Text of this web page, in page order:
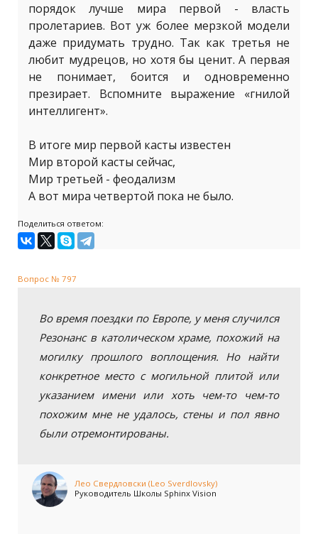
порядок лучше мира первой - власть
пролетариев. Вот уж более мерзкой модели
даже придумать трудно. Так как третья не
любит мудрецов, но хотя бы ценит. А первая
не понимает, боится и одновременно
презирает. Вспомните выражение «гнилой
интеллигент».
В итоге мир первой касты известен
Мир второй касты сейчас,
Мир третьей - феодализм
А вот мира четвертой пока не было.
Поделиться ответом:
Вопрос № 797
Во время поездки по Европе, у меня случился
Резонанс в католическом храме, похожий на
могилку прошлого воплощения. Но найти
конкретное место с могильной плитой или
указанием имени или хоть чем-то чем-то
похожим мне не удалось, стены и пол явно
были отремонтированы.
Лео Свердловски (Leo Sverdlovsky)
Руководитель Школы Sphinx Vision